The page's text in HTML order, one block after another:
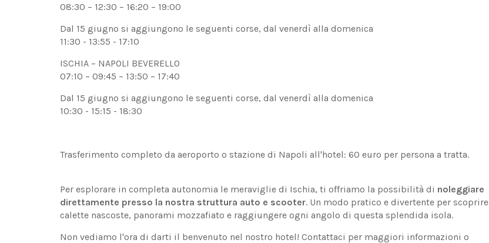
08:30 – 12:30 – 16:20 – 19:00
Dal 15 giugno si aggiungono le seguenti corse, dal venerdì alla domenica
11:30 - 13:55 - 17:10
ISCHIA – NAPOLI BEVERELLO
07:10 – 09:45 – 13:50 – 17:40
Dal 15 giugno si aggiungono le seguenti corse, dal venerdì alla domenica
10:30 - 15:15 - 18:30
Trasferimento completo da aeroporto o stazione di Napoli all'hotel: 60 euro per persona a tratta.
Per esplorare in completa autonomia le meraviglie di Ischia, ti offriamo la possibilità di noleggiare
direttamente presso la nostra struttura auto e scooter. Un modo pratico e divertente per scoprire
calette nascoste, panorami mozzafiato e raggiungere ogni angolo di questa splendida isola.
Non vediamo l'ora di darti il benvenuto nel nostro hotel! Contattaci per maggiori informazioni o